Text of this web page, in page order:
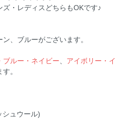
・レディスどちらもOKです♪
、ブルーがございます。
ブルー・ネイビー
アイボリー・イ
。
シュウール)